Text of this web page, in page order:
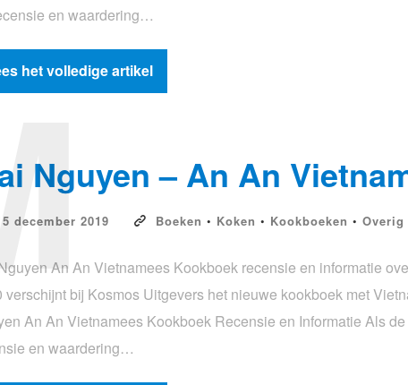
en waardering…
het volledige artikel
Nguyen – An An
december 2019 Boeken • Koken • Kookboeken • Overig
An An Vietnamees Kookboek recensie en informatie
verschijnt bij Kosmos Uitgevers het nieuwe kookboek met
An An Vietnamees Kookboek Recensie en Informatie Als
en waardering…